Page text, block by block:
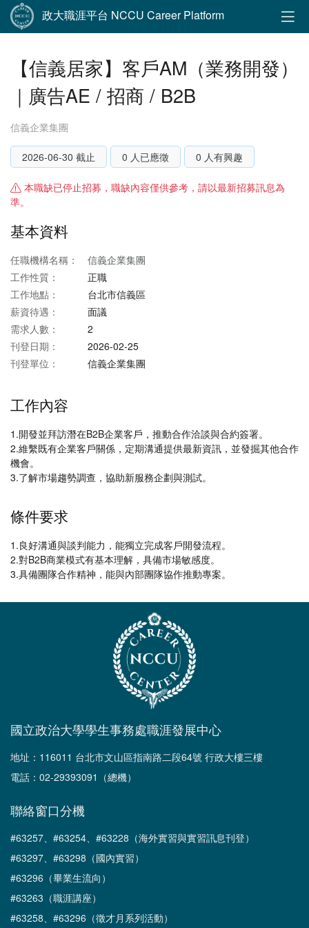
政大職涯平台 NCCU Career Platform
【信義居家】客戶AM（業務開發）
｜廣告AE / 招商 / B2B
信義企業集團
2026-06-30 截止 0 人已應徵 0 人有興趣
本職缺已停止招募，職缺內容僅供參考，請以最新招募訊息為
準。
基本資料
任職機構名稱：
信義企業集團
工作性質：
正職
工作地點：
台北市信義區
薪資待遇：
面議
需求人數：
2
刊登日期：
2026-02-25
刊登單位：
信義企業集團
工作內容
1.開發並拜訪潛在B2B企業客戶，推動合作洽談與合約簽署。
2.維繫既有企業客戶關係，定期溝通提供最新資訊，並發掘其他合作
機會。
3.了解市場趨勢調查，協助新服務企劃與測試。
條件要求
1.良好溝通與談判能力，能獨立完成客戶開發流程。
2.對B2B商業模式有基本理解，具備市場敏感度。
3.具備團隊合作精神，能與內部團隊協作推動專案。
國立政治大學學生事務處職涯發展中心
地址：116011 台北市文山區指南路二段64號 行政大樓三樓
電話：02-29393091（總機）
聯絡窗口分機
#63257、#63254、#63228（海外實習與實習訊息刊登）
#63297、#63298（國內實習）
#63296（畢業生流向）
#63263（職涯講座）
#63258、#63296（徵才月系列活動）